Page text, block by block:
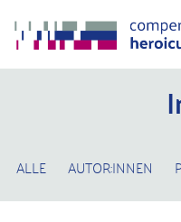
ALLE AUTOR:INNEN